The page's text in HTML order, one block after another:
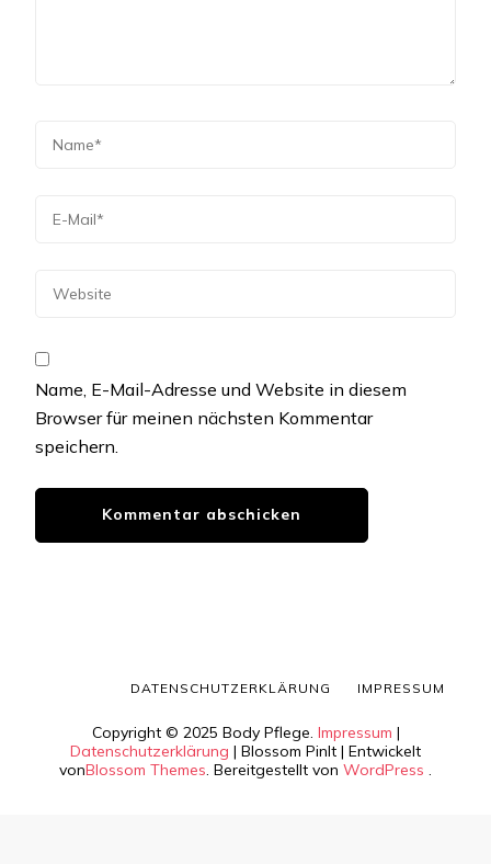
Name, E-Mail-Adresse und Website in diesem
Browser für meinen nächsten Kommentar
speichern.
Copyright © 2025 Body Pflege. Impressum |
Datenschutzerklärung | Blossom PinIt | Entwickelt
vonBlossom Themes . Bereitgestellt von WordPress
DATENSCHUTZERKLÄRUNG IMPRESSUM